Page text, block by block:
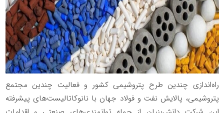
راه‌اندازی چندین طرح پتروشیمی کشور و فعالیت چندین مجتمع
پتروشیمی، پالایش نفت و فولاد جهان با نانوکاتالیست‌های پیشرفته